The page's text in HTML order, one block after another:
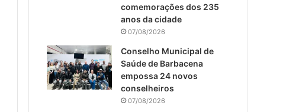
comemorações dos 235
anos da cidade
07/08/2026
Conselho Municipal de
Saúde de Barbacena
empossa 24 novos
conselheiros
07/08/2026